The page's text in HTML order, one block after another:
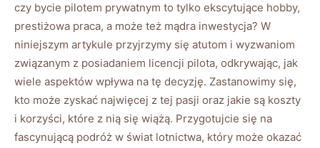
czy bycie pilotem prywatnym to ⁤tylko ekscytujące hobby,
prestiżowa praca, a może też mądra inwestycja? W⁢
niniejszym ⁤artykule przyjrzymy się atutom i wyzwaniom
związanym z posiadaniem ⁢licencji ‌pilota, odkrywając,‌ jak
wiele aspektów wpływa na ‍tę decyzję. Zastanowimy‌ się,‍
kto może zyskać najwięcej z tej pasji oraz‍ jakie są koszty
i korzyści, które ‍z nią⁢ się wiążą. Przygotujcie się na⁢
fascynującą podróż⁤ w świat ​lotnictwa, który ⁢może okazać​